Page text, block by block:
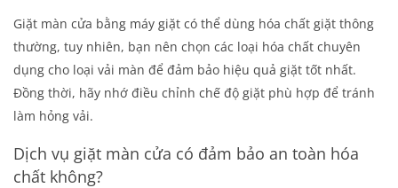
Giặt màn cửa bằng máy giặt có thể dùng hóa chất giặt thông
thường, tuy nhiên, bạn nên chọn các loại hóa chất chuyên
dụng cho loại vải màn để đảm bảo hiệu quả giặt tốt nhất.
Đồng thời, hãy nhớ điều chỉnh chế độ giặt phù hợp để tránh
làm hỏng vải.
Dịch vụ giặt màn cửa có đảm bảo an toàn hóa
chất không?